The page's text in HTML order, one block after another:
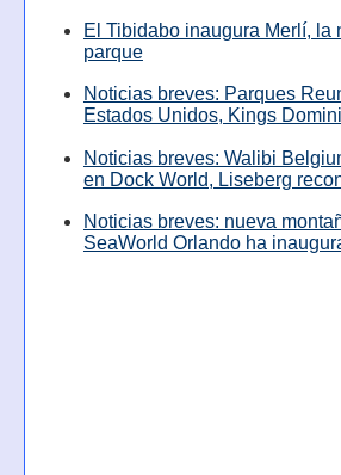
El Tibidabo inaugura Merlí,
parque
Noticias breves: Parques
Estados Unidos, Kings
Noticias breves: Walibi
en Dock World, Liseberg
Noticias breves: nueva
SeaWorld Orlando ha